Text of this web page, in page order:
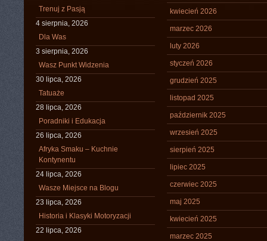
Trenuj z Pasją
4 sierpnia, 2026
Dla Was
3 sierpnia, 2026
Wasz Punkt Widzenia
30 lipca, 2026
Tatuaże
28 lipca, 2026
Poradniki i Edukacja
26 lipca, 2026
Afryka Smaku – Kuchnie
Kontynentu
24 lipca, 2026
Wasze Miejsce na Blogu
23 lipca, 2026
Historia i Klasyki Motoryzacji
22 lipca, 2026
kwiecień 2026
marzec 2026
luty 2026
styczeń 2026
grudzień 2025
listopad 2025
październik 2025
wrzesień 2025
sierpień 2025
lipiec 2025
czerwiec 2025
maj 2025
kwiecień 2025
marzec 2025